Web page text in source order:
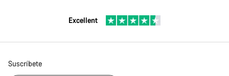
Excellent
Suscríbete